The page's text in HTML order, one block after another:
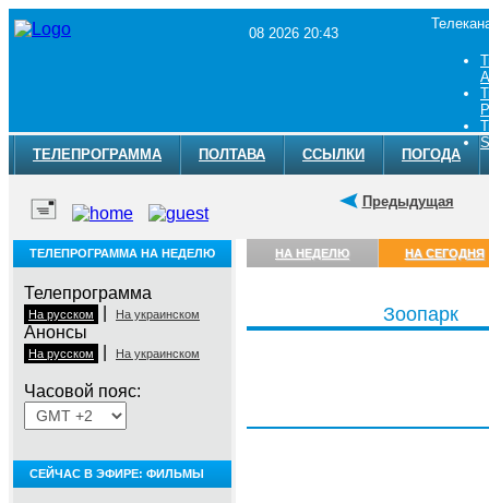
08 2026 20:43
ТЕЛЕПРОГРАММА ПОЛТАВА ССЫЛКИ ПОГОДА
Предыдущая
ТЕЛЕПРОГРАММА НА НЕДЕЛЮ
Телепрограмма
На русском На украинском
Анонсы
На русском На украинском
Часовой пояс:
СЕЙЧАС В ЭФИРЕ: ФИЛЬМЫ
НА НЕДЕЛЮ НА СЕГОДНЯ
Зоопарк